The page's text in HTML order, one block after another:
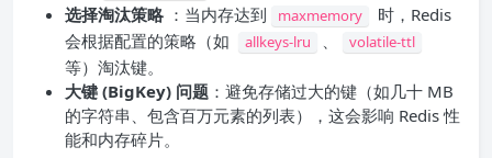
选择淘汰策略 ：当内存达到 maxmemory
时，Redis
会根据配置的策略（如
allkeys-lru 、 volatile-ttl
等）淘汰键。
大键 (BigKey) 问题 ：避免存储过大的键（如几十 MB
的字符串、包含百万元素的列表），这会影响 Redis 性
能和内存碎片。